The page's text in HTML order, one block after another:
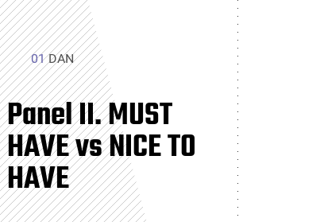
01DAN
Panel II. MUST
HAVE vs NICE TO
HAVE